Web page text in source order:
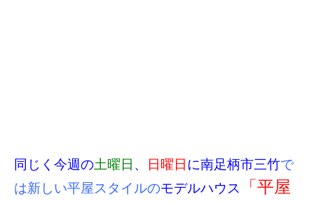
同じく今週の土曜日 、 日曜日 に南足柄市三竹で
は新しい平屋スタイルのモデルハウス
「平屋